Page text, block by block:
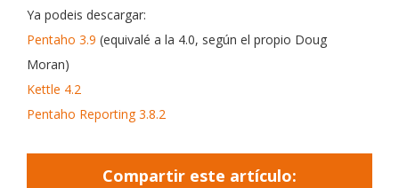
Ya podeis descargar:
Pentaho 3.9 (equivalé a la 4.0, según el propio Doug
Moran)
Kettle 4.2
Pentaho Reporting 3.8.2
Compartir este artículo: